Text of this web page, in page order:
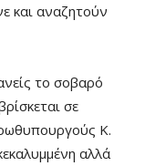
και αναζητούν
το σοβαρό
σε
Κ.
αλλά